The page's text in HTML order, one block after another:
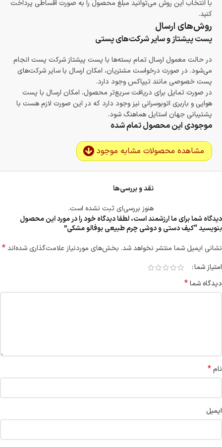
با انتخاب این روش می‌توانید مبلغ محصول را به صورت اقساطی پرداخت
کنید.
روش‌های ارسال
پست پیشتاز و سایر شرکت‌های پستی
در حالت معمول ارسال تمام بسته‌ها با پست پیشتاز شرکت پست انجام
می‌شود. در صورت درخواست مشتریان، امکان ارسال با سایر شرکت‌های
پست خصوصی مانند تیپاکس وجود دارد.
در صورت تمایل برای دریافت سریع‌تر محصول، امکان ارسال با پست
هوایی و باربری اتوبوسرانی نیز وجود دارد که در این صورت لازم هست با
پشتیبانی جهان استایل هماهنگ شود.
موجودی این محصول تمام شده
مشاهده محصولات مشابه موجود
نقد و بررسی‌ها
هنوز بررسی‌ای ثبت نشده است.
دیدگاه شما برای ما ارزشمند است، لطفا دیدگاه خود را در مورد این محصول
بنویسید “کیف دستی و دوشی چرم طبیعی بوفالو مشکی”
نشانی ایمیل شما منتشر نخواهد شد. بخش‌های موردنیاز علامت‌گذاری شده‌اند*
امتیاز شما
دیدگاه شما*
نام*
ایمیل